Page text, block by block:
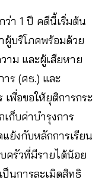
ว่า 1 ปี คดีนี้เริ่มต้น
ผู้บริโภคพร้อมด้วย
าม และผู้เสียหาย
ร (ศธ.) และ
พื่อขอให้ยุติการกระ
เก็บค่าบำรุงการ
ย้งกับหลักการเรียน
ครัวที่มีรายได้น้อย
ป็นการละเมิดสิทธิ